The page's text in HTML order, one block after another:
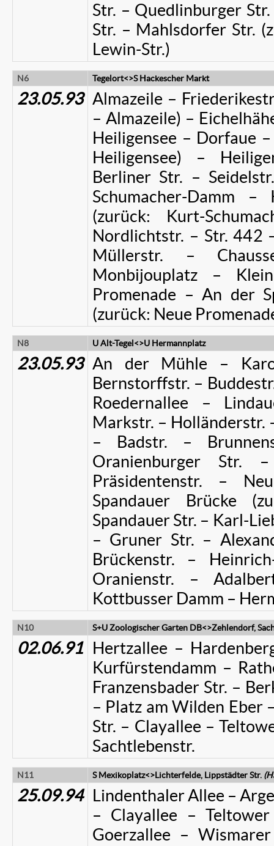
Str. – Quedlinburger
Str. – Mahlsdorfer Str.
Lewin-Str.)
N6 Tegelort<>S Hackescher Markt
23.05.93 Almazeile –
– Almazeile) –
Heiligensee – Dorfaue
Heiligensee) –
Berliner Str. –
Schumacher-Damm –
(zurück: Kurt-
Nordlichtstr. – Str. 442
Müllerstr. –
Monbijouplatz –
Promenade – An der
(zurück: Neue
N8 U Alt-Tegel<>U Hermannplatz
23.05.93 An der Mühle –
Bernstorffstr. –
Roedernallee –
Markstr. – Holländerstr.
– Badstr. –
Oranienburger Str.
Präsidentenstr. –
Spandauer Brücke
Spandauer Str. – Karl-
– Gruner Str. –
Brückenstr. –
Oranienstr. –
Kottbusser Damm –
N10 S+U Zoologischer Garten DB<>Zehlendorf,
02.06.91 Hertzallee –
Kurfürstendamm –
Franzensbader Str. –
– Platz am Wilden Eber
Str. – Clayallee –
Sachtlebenstr.
N11 S Mexikoplatz<>Lichterfelde, Lippstädter Str.
25.09.94 Lindenthaler Allee –
– Clayallee –
Goerzallee –